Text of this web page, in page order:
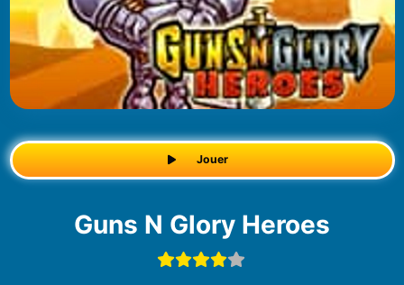
Jouer
Guns N Glory Heroes